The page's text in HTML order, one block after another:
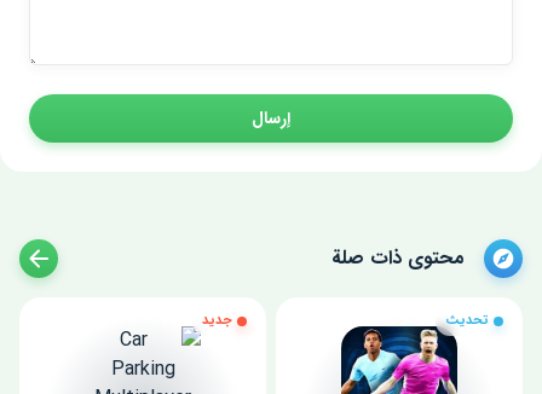
إرسال
محتوى ذات صلة
تحديث جديد